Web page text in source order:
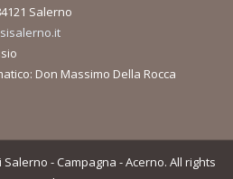
Salerno
Don Massimo Della Rocca
- Campagna - Acerno. All rights